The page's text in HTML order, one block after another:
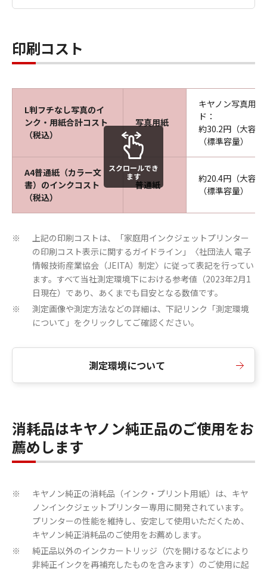
印刷コスト
L判フチなし写真のイ
ンク・用紙合計コスト
（税込）
写真用紙
キヤノン写真用
ド：
約30.2円（大容
（標準容量）
A4普通紙（カラー文
書）のインクコスト
（税込）
普通紙
約20.4円（大容
（標準容量）
スクロールでき
ます
※
上記の印刷コストは、「家庭用インクジェットプリンター
の印刷コスト表示に関するガイドライン」〈社団法人 電子
情報技術産業協会（JEITA）制定〉に従って表記を行ってい
ます。すべて当社測定環境下における参考値（2023年2月1
日現在）であり、あくまでも目安となる数値です。
※
測定画像や測定方法などの詳細は、下記リンク「測定環境
について」をクリックしてご確認ください。
測定環境について
消耗品はキヤノン純正品のご使用をお
薦めします
※
キヤノン純正の消耗品（インク・プリント用紙）は、キヤ
ノンインクジェットプリンター専用に開発されています。
プリンターの性能を維持し、安定して使用いただくため、
キヤノン純正消耗品のご使用をお薦めします。
※
純正品以外のインクカートリッジ（穴を開けるなどにより
非純正インクを再補充したものを含みます）のご使用に起